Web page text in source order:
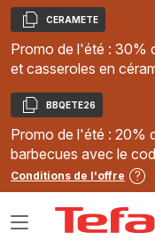
Copier
CERAMETE
Promo de l'été : 30%
et casseroles en
Copier
BBQETE26
Promo de l'été : 20%
barbecues avec le
Conditions de l'offre
Ouvrir